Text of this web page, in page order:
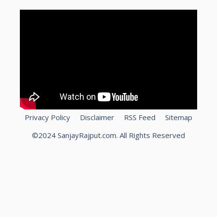
Privacy Policy Disclaimer RSS Feed
Sitemap
©2024 SanjayRajput.com. All Rights Reserved